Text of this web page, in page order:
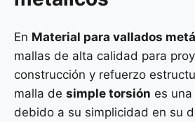
En Material para vallados
mallas de alta calidad para
construcción y refuerzo
malla de simple torsión es
debido a su simplicidad en su